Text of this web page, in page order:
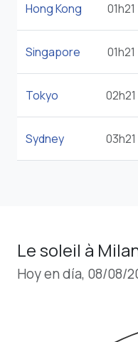
Hong Kong 01h21
Singapore 01h21
Tokyo 02h21
Sydney 03h21
Le soleil à
Hoy en día, 08/08/